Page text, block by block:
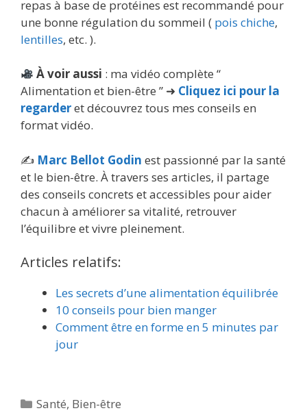
repas à base de protéines est recommandé pour
une bonne régulation du sommeil ( pois chiche,
lentilles, etc. ).
À voir aussi : ma vidéo complète “
Alimentation et bien-être ” ➜ Cliquez ici pour la
regarderet découvrez tous mes conseils en
format vidéo.
✍️ Marc Bellot Godin est passionné par la santé
et le bien-être. À travers ses articles, il partage
des conseils concrets et accessibles pour aider
chacun à améliorer sa vitalité, retrouver
l’équilibre et vivre pleinement.
Articles relatifs:
Les secrets d’une alimentation équilibrée
10 conseils pour bien manger
Comment être en forme en 5 minutes par
jour
Santé, Bien-être